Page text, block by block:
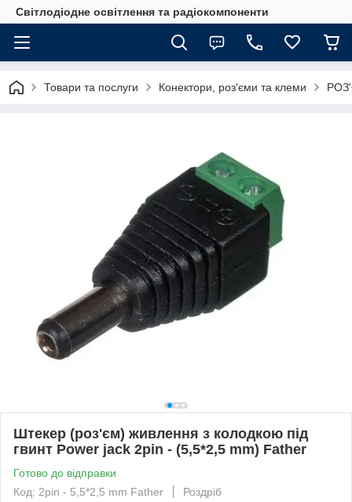
Світлодіодне освітлення та радіокомпоненти
Товари та послуги Конектори, роз'єми та клеми
Штекер (роз'єм) живлення з колодкою під
гвинт Power jack 2pin - (5,5*2,5 mm) Father
Готово до відправки
Код: 2pin - 5,5*2,5 mm Father
Роздріб